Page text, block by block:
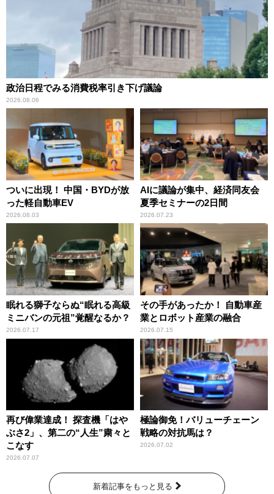
政治日程でみる消費税率引き下げ議論
2026.08.06
ついに出現！ 中国・BYDが放
った軽自動車EV
2026.08.03
AIに議論が集中、経済同友会
夏季セミナーの2日間
2026.07.23
眠れる獅子ならぬ“眠れる高級
ミニバンの元祖”覚醒なるか？
2026.07.17
その手があったか！ 自動車産
業とロボット産業の融合
2026.07.15
再び偉業達成！ 探査機「はや
ぶさ2」、第二の“人生”粛々と
こなす
2026.07.07
極論御免！バリューチェーン
戦略の対抗馬は？
2026.07.02
新着記事をもっと見る